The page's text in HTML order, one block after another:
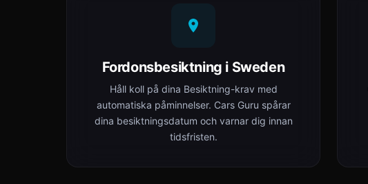
Fordonsbesiktning i Sweden
Håll koll på dina Besiktning-krav med
automatiska påminnelser. Cars Guru spårar
dina besiktningsdatum och varnar dig innan
tidsfristen.